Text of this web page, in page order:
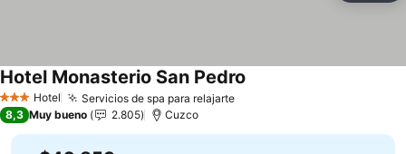
3 Estrellas
Hotel Servicios de spa para relajarteVer precios
Hotel Monasterio San Pedro
8,3 Muy bueno 2.805 Cuzco